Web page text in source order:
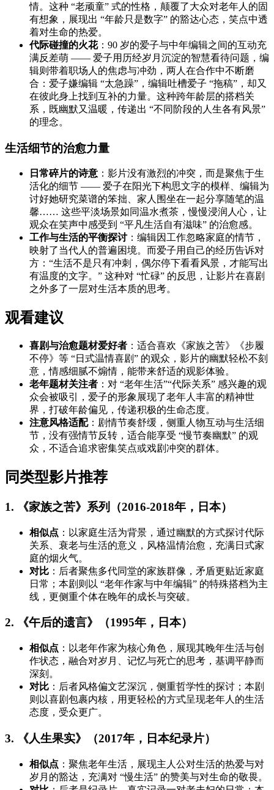
情。这种 “老顽童” 式的性格，颠覆了大众对老年人的固
有想象，展现出 “年龄只是数字” 的豁达心态，笑点中透
着对生命的热爱。
代际碰撞的火花：90 岁的爱子与中年编辑之间的互动充
满反差萌 —— 爱子用历经岁月沉淀的智慧看待问题，编
辑则带着职场人的焦虑与冲劲，两人在合作中不断磨
合：爱子嫌编辑 “太急躁”，编辑吐槽爱子 “拖稿”，却又
在彼此身上找到互补的力量。这种跨年龄层的搭档关
系，既幽默又温暖，传递出 “不同阶段的人生各有风景”
的理念。
生活细节的治愈力量
日常碎片的诗意 ：影片没有激烈的冲突，而是聚焦于生
活化的细节 —— 爱子在阳光下构思文字的模样、编辑为
讨好她研究菜谱的笨拙、家人围坐在一起分享随笔的温
馨…… 这些平淡场景如同温水煮茶，慢慢浸润人心，让
观众在笑声中感受到 “平凡生活自有滋味” 的治愈感。
工作与生活的平衡探讨：编辑因工作忽略家庭的情节，
映射了当代人的普遍困境。而爱子用自己的经历告诉对
方：“生活不是只有冲刺，偶尔停下看看风景，才能写出
有温度的文字。” 这种对 “忙碌” 的反思，让影片在喜剧
之外多了一层对生活本质的思考。
观看建议
喜剧与治愈题材爱好者 ：适合喜欢《家族之苦》《步履
不停》等 “日式温情喜剧” 的观众，影片的幽默轻松不刻
意，情感细腻不煽情，能带来舒适的观影体验。
老年题材关注者 ：对 “老年生活”“代际关系” 感兴趣的观
众会被吸引，爱子的形象展现了老年人丰富的精神世
界，打破年龄偏见，传递积极的生命态度。
注意风格适配：剧情节奏舒缓，侧重人物互动与生活细
节，没有强情节反转，适合能享受 “慢节奏幽默” 的观
众，不适合追求密集笑点或戏剧冲突的群体。
同类型影片推荐
1. 《家族之苦》系列（2016-2018年，日本）
相似点 ：以家庭生活为背景，通过幽默的方式探讨代际
关系、衰老与生活的意义，风格温情治愈，充满日式家
庭的烟火气。
对比 ：后者聚焦多代同堂的家族群像，矛盾更贴近家庭
日常；本剧则以 “老年作家与中年编辑” 的特殊搭档为主
线，更侧重个体在晚年的成长与突破。
2. 《午后的遗言》（1995年，日本）
相似点 ：以老年作家为核心角色，展现其晚年生活与创
作状态，融合对岁月、记忆与死亡的思考，基调平静而
深刻。
对比 ：后者风格偏文艺深沉，侧重哲学性的探讨；本剧
则以喜剧包裹内核，用更轻松的方式呈现老年人的生活
态度，受众更广。
3. 《人生果实》（2017年，日本纪录片）
相似点 ：聚焦老年生活，展现主人公对生活的热爱与对
岁月的豁达，充满对 “慢生活” 的赞美与对生命的敬畏。